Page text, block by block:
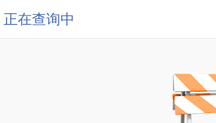
正在查询中